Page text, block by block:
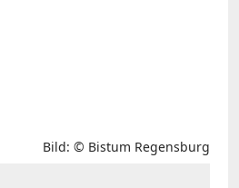
Bild: © Bistum Regensburg